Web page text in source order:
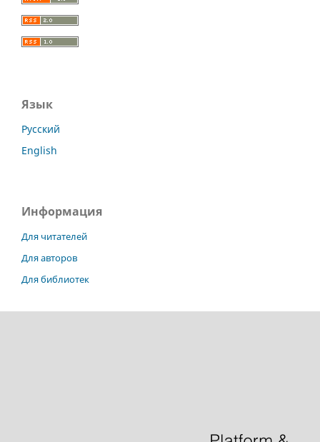
Язык
Русский
English
Информация
Для читателей
Для авторов
Для библиотек